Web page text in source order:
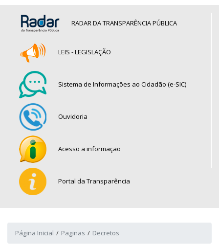
RADAR DA TRANSPARÊNCIA PÚBLICA
LEIS - LEGISLAÇÃO
Sistema de Informações ao Cidadão (e-SIC)
Ouvidoria
Acesso a informação
Portal da Transparência
Página Inicial Paginas Decretos